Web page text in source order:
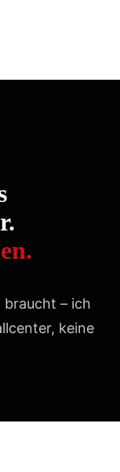
braucht – ich
keine